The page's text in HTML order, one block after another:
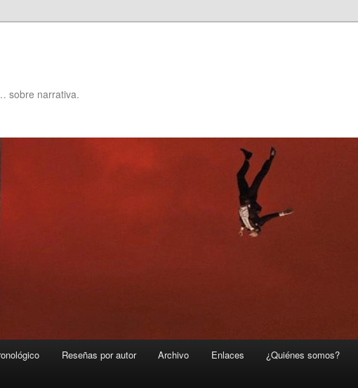
sobre narrativa.
Reseñas por autor Archivo Enlaces ¿Quiénes somos?